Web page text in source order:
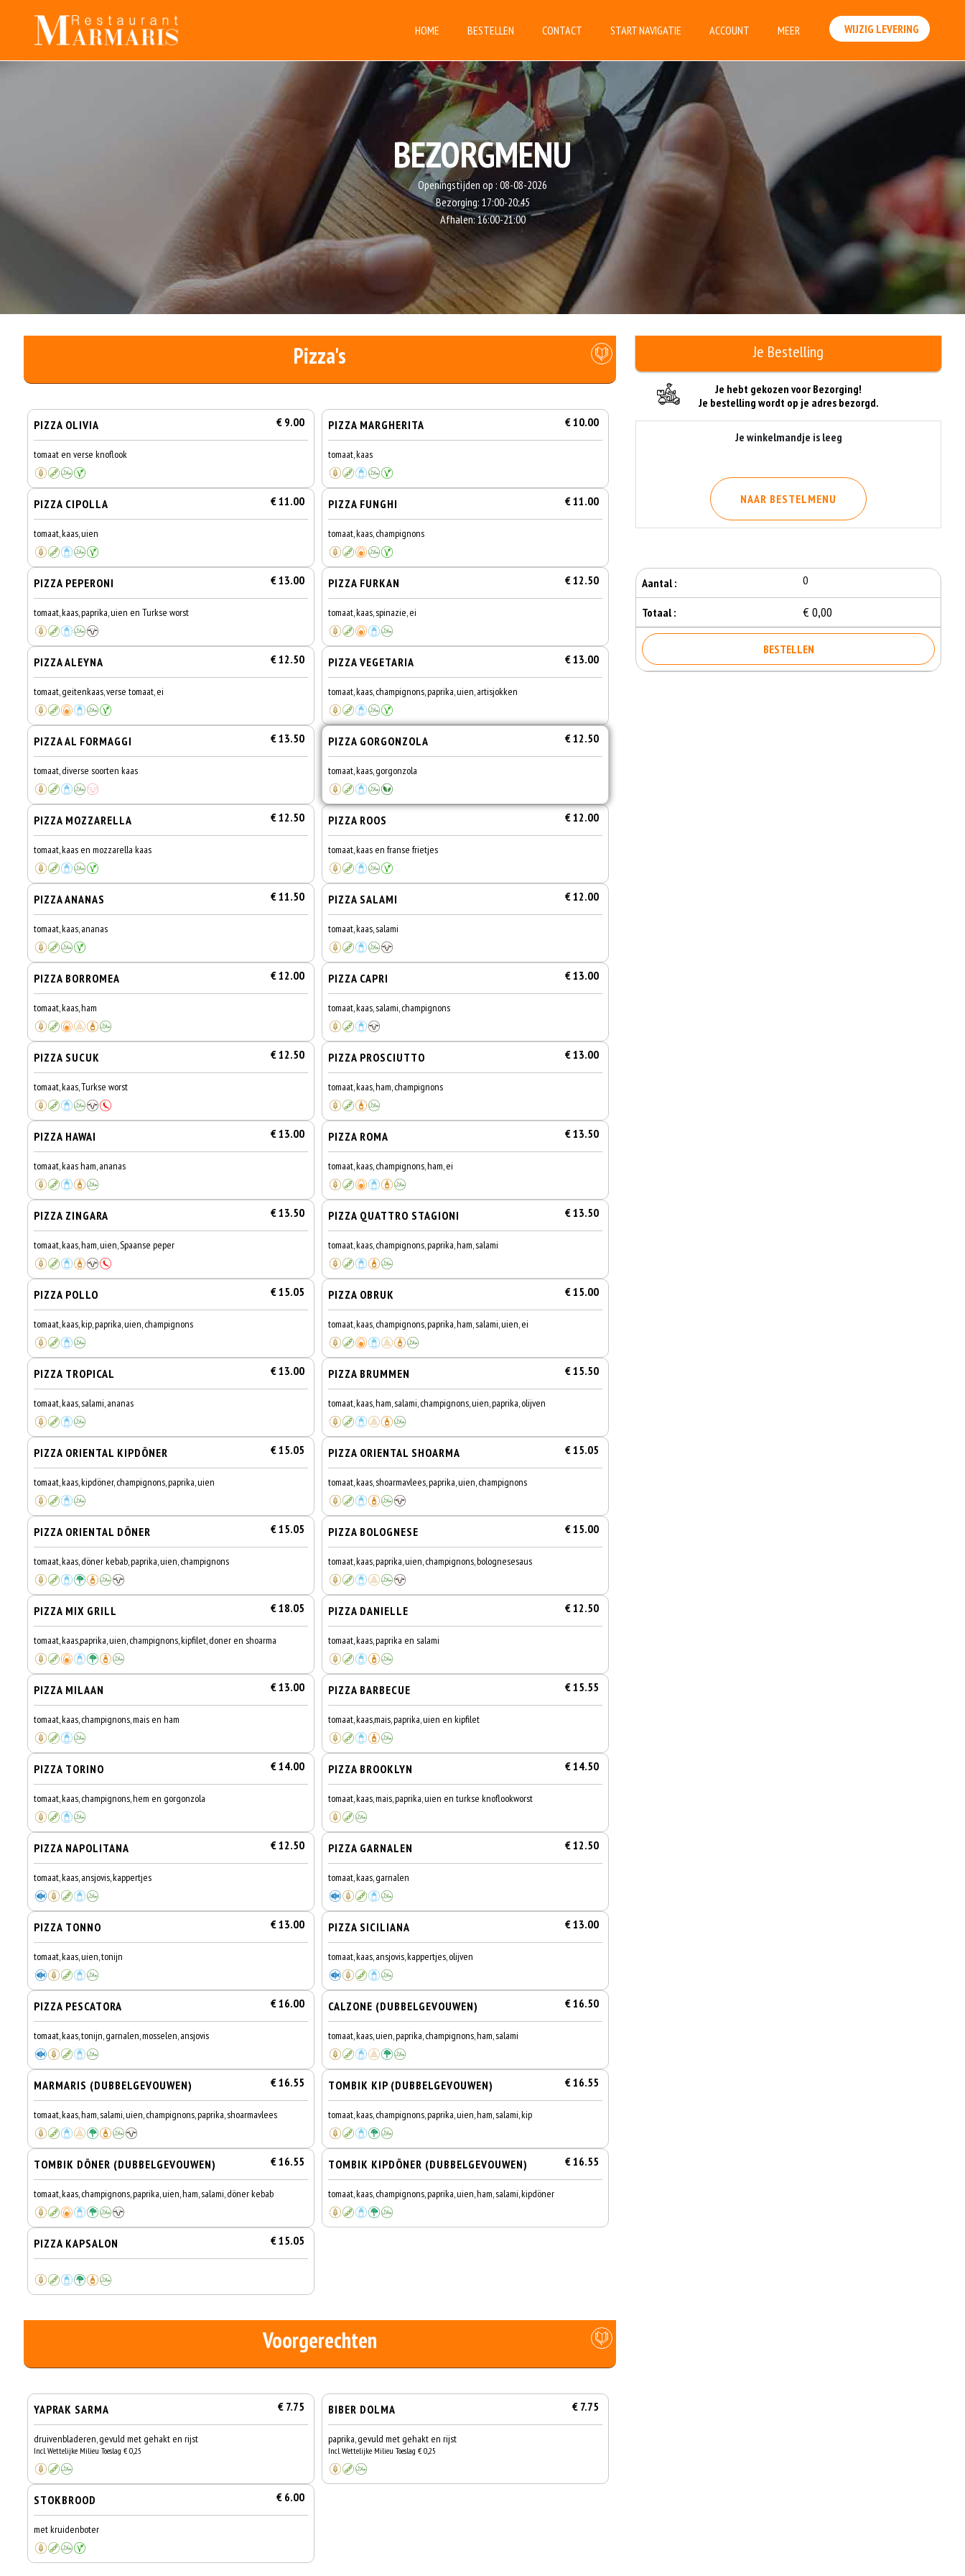
HOME BESTELLEN CONTACT START NAVIGATIE ACCOUNT MEER WIJZIG LEVERING
BEZORGMENU
Openingstijden op : 08-08-2026
Bezorging: 17:00-20:45
Afhalen:16:00-21:00
Pizza's
PIZZA OLIVIA € 9.00
tomaat en verse knoflook
PIZZA MARGHERITA € 10.00
tomaat, kaas
PIZZA CIPOLLA € 11.00
tomaat, kaas, uien
PIZZA FUNGHI € 11.00
tomaat, kaas, champignons
PIZZA PEPERONI € 13.00
tomaat, kaas, paprika, uien en Turkse worst
PIZZA FURKAN € 12.50
tomaat, kaas, spinazie, ei
PIZZA ALEYNA € 12.50
tomaat, geitenkaas, verse tomaat, ei
PIZZA VEGETARIA € 13.00
tomaat, kaas, champignons, paprika, uien, artisjokken
PIZZA AL FORMAGGI € 13.50
tomaat, diverse soorten kaas
PIZZA GORGONZOLA € 12.50
tomaat, kaas, gorgonzola
PIZZA MOZZARELLA € 12.50
tomaat, kaas en mozzarella kaas
PIZZA ROOS € 12.00
tomaat, kaas en franse frietjes
PIZZA ANANAS € 11.50
tomaat, kaas, ananas
PIZZA SALAMI € 12.00
tomaat, kaas, salami
PIZZA BORROMEA € 12.00
tomaat, kaas, ham
PIZZA CAPRI € 13.00
tomaat, kaas, salami, champignons
PIZZA SUCUK € 12.50
tomaat, kaas, Turkse worst
PIZZA PROSCIUTTO € 13.00
tomaat, kaas, ham, champignons
PIZZA HAWAI € 13.00
tomaat, kaas ham, ananas
PIZZA ROMA € 13.50
tomaat, kaas, champignons, ham, ei
PIZZA ZINGARA € 13.50
tomaat, kaas, ham, uien, Spaanse peper
PIZZA QUATTRO STAGIONI € 13.50
tomaat, kaas, champignons, paprika, ham, salami
PIZZA POLLO € 15.05
tomaat, kaas, kip, paprika, uien, champignons
PIZZA OBRUK € 15.00
tomaat, kaas, champignons, paprika, ham, salami, uien, ei
PIZZA TROPICAL € 13.00
tomaat, kaas, salami, ananas
PIZZA BRUMMEN € 15.50
tomaat, kaas, ham, salami, champignons, uien, paprika, olijven
PIZZA ORIENTAL KIPDÖNER € 15.05
tomaat, kaas, kipdöner, champignons, paprika, uien
PIZZA ORIENTAL SHOARMA € 15.05
tomaat, kaas, shoarmavlees, paprika, uien, champignons
PIZZA ORIENTAL DÖNER € 15.05
tomaat, kaas, döner kebab, paprika, uien, champignons
PIZZA BOLOGNESE € 15.00
tomaat, kaas, paprika, uien, champignons, bolognesesaus
PIZZA MIX GRILL € 18.05
tomaat, kaas,paprika, uien, champignons, kipfilet, doner en shoarma
PIZZA DANIELLE € 12.50
tomaat, kaas, paprika en salami
PIZZA MILAAN € 13.00
tomaat, kaas, champignons, mais en ham
PIZZA BARBECUE € 15.55
tomaat, kaas,mais, paprika, uien en kipfilet
PIZZA TORINO € 14.00
tomaat, kaas, champignons, hem en gorgonzola
PIZZA BROOKLYN € 14.50
tomaat, kaas, mais, paprika, uien en turkse knoflookworst
PIZZA NAPOLITANA € 12.50
tomaat, kaas, ansjovis, kappertjes
PIZZA GARNALEN € 12.50
tomaat, kaas, garnalen
PIZZA TONNO € 13.00
tomaat, kaas, uien, tonijn
PIZZA SICILIANA € 13.00
tomaat, kaas, ansjovis, kappertjes, olijven
PIZZA PESCATORA € 16.00
tomaat, kaas, tonijn, garnalen, mosselen, ansjovis
CALZONE (DUBBELGEVOUWEN) € 16.50
tomaat, kaas, uien, paprika, champignons, ham, salami
MARMARIS (DUBBELGEVOUWEN) € 16.55
tomaat, kaas, ham, salami, uien, champignons, paprika, shoarmavlees
TOMBIK KIP (DUBBELGEVOUWEN) € 16.55
tomaat, kaas, champignons, paprika, uien, ham, salami, kip
TOMBIK DÖNER (DUBBELGEVOUWEN) € 16.55
tomaat, kaas, champignons, paprika, uien, ham, salami, döner kebab
TOMBIK KIPDÖNER (DUBBELGEVOUWEN) € 16.55
tomaat, kaas, champignons, paprika, uien, ham, salami, kipdöner
PIZZA KAPSALON € 15.05
Voorgerechten
YAPRAK SARMA € 7.75
druivenbladeren, gevuld met gehakt en rijst
Incl. Wettelijke Milieu Toeslag € 0,25
BIBER DOLMA € 7.75
paprika, gevuld met gehakt en rijst
Incl. Wettelijke Milieu Toeslag € 0,25
STOKBROOD € 6.00
met kruidenboter
Je hebt gekozen voor Bezorging!
Je bestelling wordt op je adres bezorgd.
Je winkelmandje is leeg
NAAR BESTELMENU
Aantal : 0
Totaal : € 0,00
BESTELLEN
Je Bestelling